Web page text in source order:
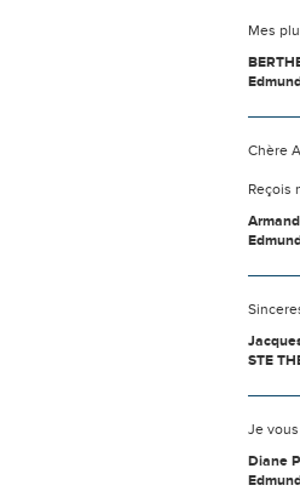
Mes
Chère
Reçois
STE
Je
Diane